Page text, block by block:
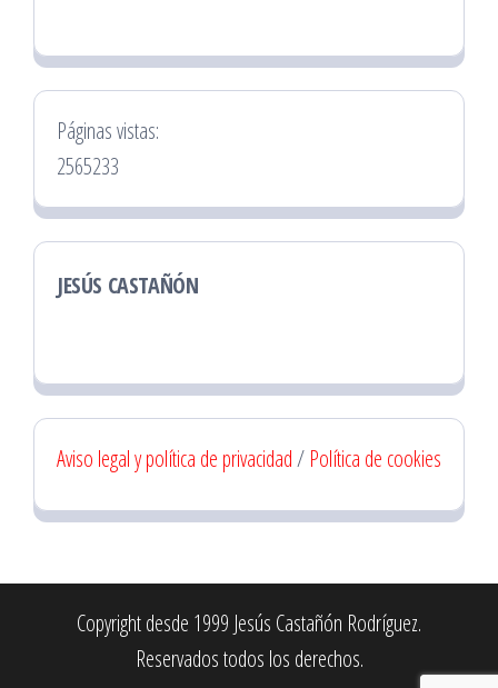
Páginas vistas:
2565233
JESÚS CASTAÑÓN
Aviso legal y política de privacidad/ Política de cookies
Copyright desde 1999 Jesús Castañón Rodríguez.
Reservados todos los derechos.